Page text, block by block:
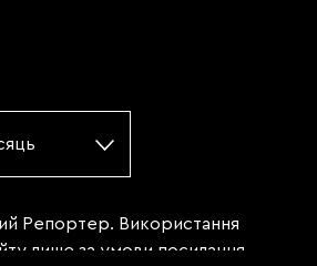
Репортер. Використання
лише за умови посилання